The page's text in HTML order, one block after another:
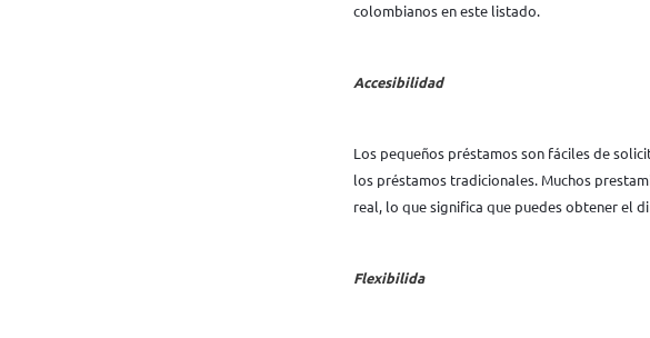
colombianos en este listado.
Accesibilidad
Los pequeños préstamos son fáciles de
los préstamos tradicionales. Muchos
real, lo que significa que puedes obtener el
Flexibilida